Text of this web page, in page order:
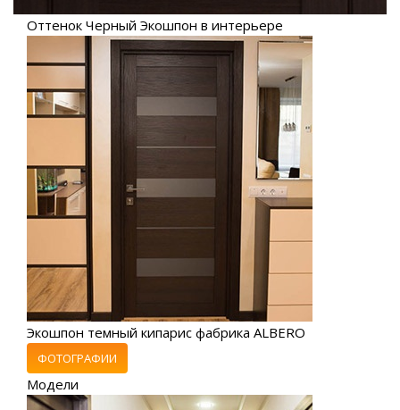
Оттенок Черный Экошпон в интерьере
Экошпон темный кипарис фабрика ALBERO
ФОТОГРАФИИ
Модели